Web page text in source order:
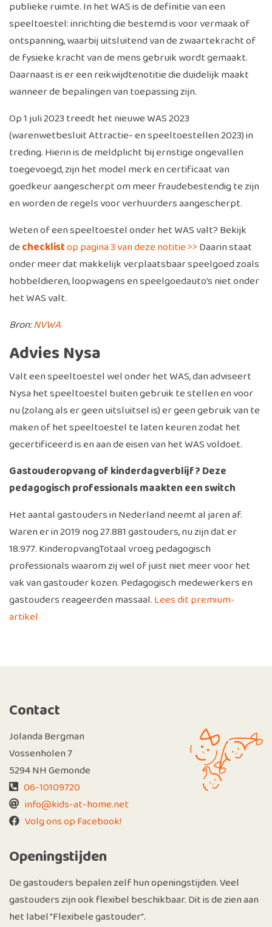
publieke ruimte. In het WAS is de definitie van een
speeltoestel: inrichting die bestemd is voor vermaak of
ontspanning, waarbij uitsluitend van de zwaartekracht of
de fysieke kracht van de mens gebruik wordt gemaakt.
Daarnaast is er een reikwijdtenotitie die duidelijk maakt
wanneer de bepalingen van toepassing zijn.
Op 1 juli 2023 treedt het nieuwe WAS 2023
(warenwetbesluit Attractie- en speeltoestellen 2023) in
treding. Hierin is de meldplicht bij ernstige ongevallen
toegevoegd, zijn het model merk en certificaat van
goedkeur aangescherpt om meer fraudebestendig te zijn
en worden de regels voor verhuurders aangescherpt.
Weten of een speeltoestel onder het WAS valt? Bekijk
dechecklistop pagina 3 van deze notitie >>Daarin staat
onder meer dat makkelijk verplaatsbaar speelgoed zoals
hobbeldieren, loopwagens en speelgoedauto’s niet onder
het WAS valt.
Bron:NVWA
Advies Nysa
Valt een speeltoestel wel onder het WAS, dan adviseert
Nysa het speeltoestel buiten gebruik te stellen en voor
nu (zolang als er geen uitsluitsel is) er geen gebruik van te
maken of het speeltoestel te laten keuren zodat het
gecertificeerd is en aan de eisen van het WAS voldoet.
Gastouderopvang of kinderdagverblijf? Deze
pedagogisch professionals maakten een switch
Het aantal gastouders in Nederland neemt al jaren af.
Waren er in 2019 nog 27.881 gastouders, nu zijn dat er
18.977. KinderopvangTotaal vroeg pedagogisch
professionals waarom zij wel of juist niet meer voor het
vak van gastouder kozen. Pedagogisch medewerkers en
gastouders reageerden massaal.Lees dit premium-
artikel
Contact
Jolanda Bergman
Vossenholen 7
5294 NH Gemonde
06-10109720
info@kids-at-home.net
Volg ons op Facebook!
Openingstijden
De gastouders bepalen zelf hun openingstijden. Veel
gastouders zijn ook flexibel beschikbaar. Dit is de zien aan
het label "Flexibele gastouder".